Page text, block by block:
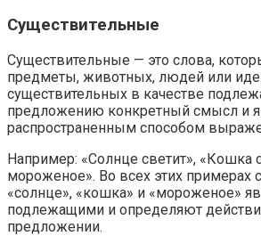
Существительные
Существительные — это слова,
предметы, животных, людей или
существительных в качестве
предложению конкретный смысл и
распространенным способом
Например: «Солнце светит», «Кошка
мороженое». Во всех этих примерах
«солнце», «кошка» и «мороженое»
подлежащими и определяют
предложении.